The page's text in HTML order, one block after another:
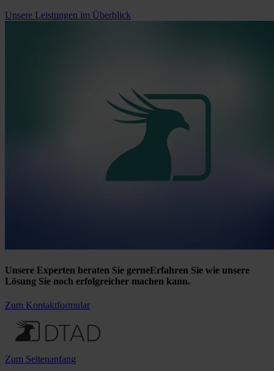
Unsere Leistungen im Überblick
Unsere Experten beraten Sie gerneErfahren Sie wie unsere
Lösung Sie noch erfolgreicher machen kann.
Zum Kontaktformular
Zum Seitenanfang